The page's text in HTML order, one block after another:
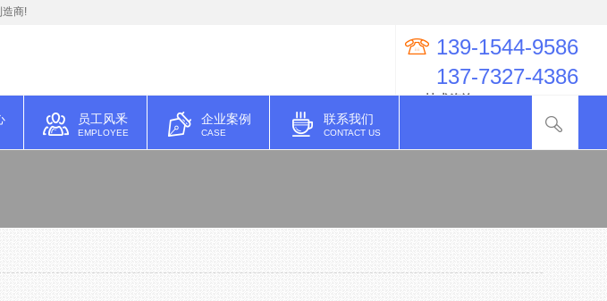
造商!
139-1544-9586
137-7327-4386
QQ技术咨询：274998623
员工风釆
EMPLOYEE
企业案例
CASE
联系我们
CONTACT US